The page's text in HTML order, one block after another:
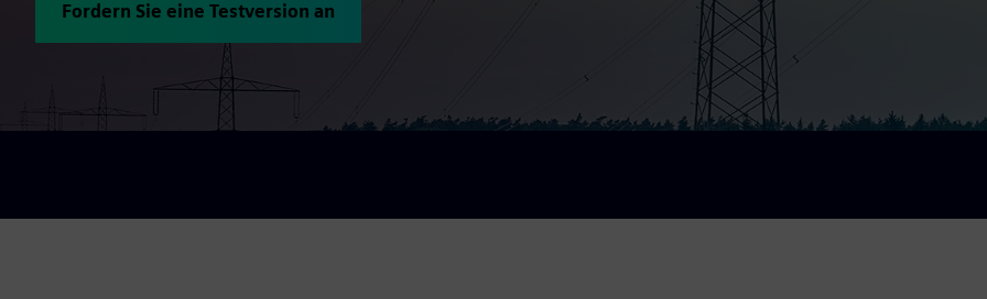
Fordern Sie eine Testversion an